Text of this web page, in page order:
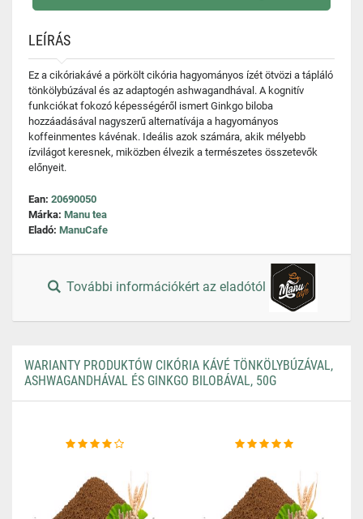
LEÍRÁS
Ez a cikóriakávé a pörkölt cikória hagyományos ízét ötvözi a tápláló
tönkölybúzával és az adaptogén ashwagandhával. A kognitív
funkciókat fokozó képességéről ismert Ginkgo biloba
hozzáadásával nagyszerű alternatívája a hagyományos
koffeinmentes kávénak. Ideális azok számára, akik mélyebb
ízvilágot keresnek, miközben élvezik a természetes összetevők
előnyeit.
Ean: 20690050
Márka: Manu tea
Eladó: ManuCafe
További információkért az eladótól
WARIANTY PRODUKTÓW CIKÓRIA KÁVÉ TÖNKÖLYBÚZÁVAL,
ASHWAGANDHÁVAL ÉS GINKGO BILOBÁVAL, 50G